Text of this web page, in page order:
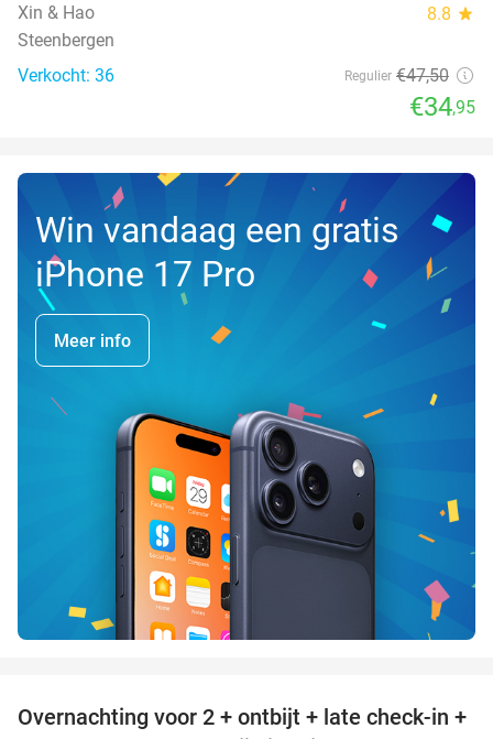
Xin & Hao 8.8 star
Steenbergen
Verkocht: 36
Regulier €47,50
€34,95
Win vandaag een gratis
iPhone 17 Pro
Meer info
52%
Overnachting voor 2 + ontbijt + late check-in +